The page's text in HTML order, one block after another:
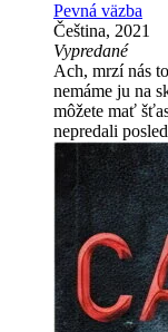
Pevná väzba
Čeština, 2021
Vypredané
Ach, mrzí nás
nemáme ju na
môžete mať
nepredali